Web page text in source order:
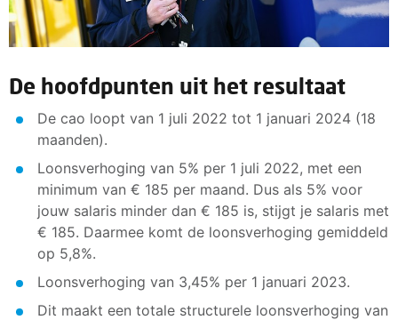
De hoofdpunten uit het resultaat
De cao loopt van 1 juli 2022 tot 1 januari 2024 (18
maanden).
Loonsverhoging van 5% per 1 juli 2022, met een
minimum van € 185 per maand. Dus als 5% voor
jouw salaris minder dan € 185 is, stijgt je salaris met
€ 185. Daarmee komt de loonsverhoging gemiddeld
op 5,8%.
Loonsverhoging van 3,45% per 1 januari 2023.
Dit maakt een totale structurele loonsverhoging van